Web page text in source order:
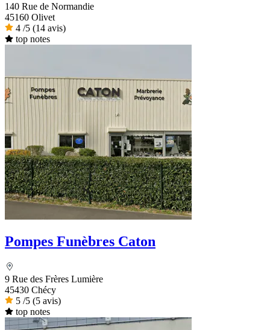
140 Rue de Normandie
45160 Olivet
4 /5 (14 avis)
top notes
Pompes Funèbres Caton
9 Rue des Frères Lumière
45430 Chécy
5 /5 (5 avis)
top notes